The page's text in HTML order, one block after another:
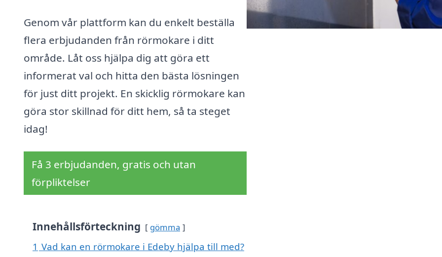
Genom vår plattform kan du enkelt beställa
flera erbjudanden från rörmokare i ditt
område. Låt oss hjälpa dig att göra ett
informerat val och hitta den bästa lösningen
för just ditt projekt. En skicklig rörmokare kan
göra stor skillnad för ditt hem, så ta steget
idag!
Få 3 erbjudanden, gratis och utan
förpliktelser
Innehållsförteckning gömma
1 Vad kan en rörmokare i Edeby hjälpa till med?